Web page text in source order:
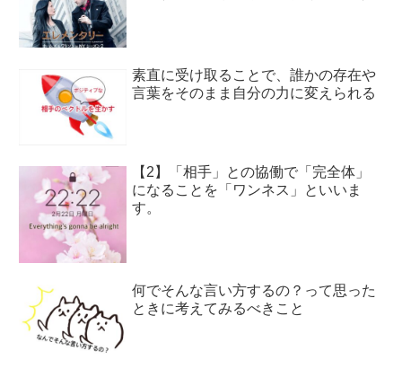
素直に受け取ることで、誰かの存在や
言葉をそのまま自分の力に変えられる
【2】「相手」との協働で「完全体」
になることを「ワンネス」といいま
す。
何でそんな言い方するの？って思った
ときに考えてみるべきこと